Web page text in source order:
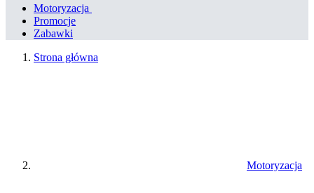
Motoryzacja
Promocje
Zabawki
Strona główna
Motoryzacja